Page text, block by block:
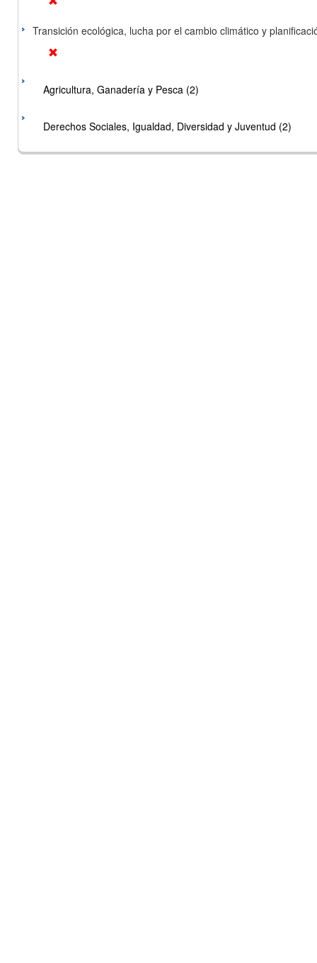
Transición ecológica, lucha por el cambio climático y
Agricultura, Ganadería y Pesca (2)
Derechos Sociales, Igualdad, Diversidad y Juventud (2)